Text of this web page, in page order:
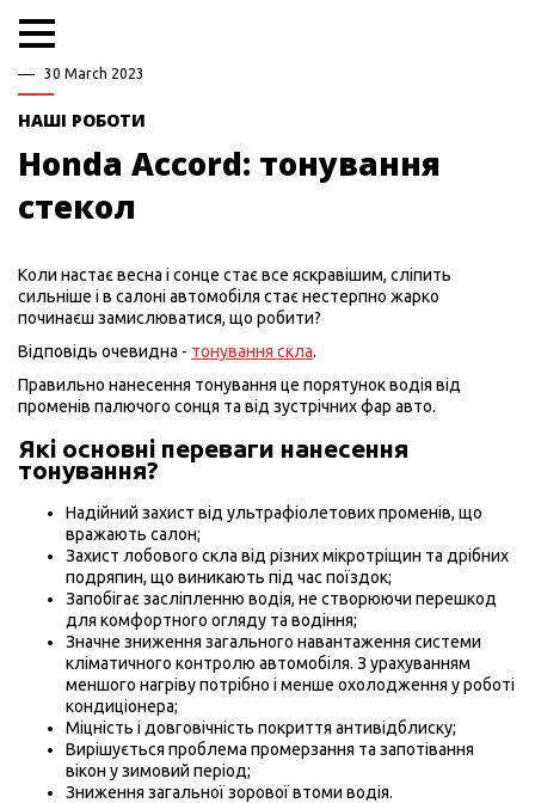
30 March 2023
НАШІ РОБОТИ
Honda Accord: тонування
стекол
Коли настає весна і сонце стає все яскравішим, сліпить
сильніше і в салоні автомобіля стає нестерпно жарко
починаєш замислюватися, що робити?
Відповідь очевидна - тонування скла.
Правильно нанесення тонування це порятунок водія від
променів палючого сонця та від зустрічних фар авто.
Які основні переваги нанесення
тонування?
Надійний захист від ультрафіолетових променів, що
вражають салон;
Захист лобового скла від різних мікротріщин та дрібних
подряпин, що виникають під час поїздок;
Запобігає засліпленню водія, не створюючи перешкод
для комфортного огляду та водіння;
Значне зниження загального навантаження системи
кліматичного контролю автомобіля. З урахуванням
меншого нагріву потрібно і менше охолодження у роботі
кондиціонера;
Міцність і довговічність покриття антивідблиску;
Вирішується проблема промерзання та запотівання
вікон у зимовий період;
Зниження загальної зорової втоми водія.